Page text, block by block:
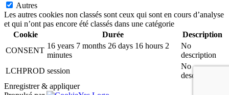
Autres
Les autres cookies non classés sont ceux qui sont en cours d’analyse
et qui n’ont pas encore été classés dans une catégorie
Cookie
Durée
Description
CONSENT
16 years 7 months 26 days 16 hours 2
minutes
No
description
LCHPROD session
No
description
Enregistrer & appliquer